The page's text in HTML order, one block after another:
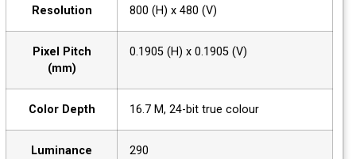
Resolution 800 (H) x 480 (V)
Pixel Pitch
(mm)
0.1905 (H) x 0.1905 (V)
Color Depth 16.7 M, 24-bit true colour
Luminance
290